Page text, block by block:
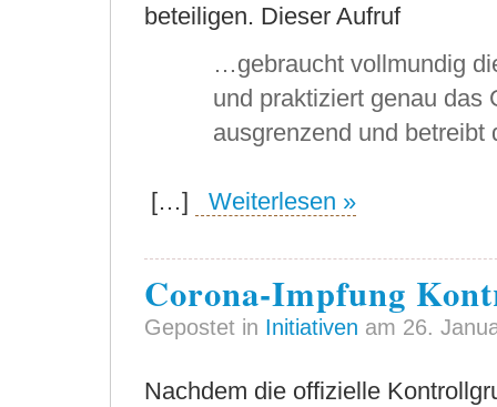
beteiligen. Dieser Aufruf
…gebraucht vollmundig
und praktiziert genau das
ausgrenzend und
[…] Weiterlesen »
Corona-Impfung
Gepostet in Initiativen am 26.
Nachdem die offizielle